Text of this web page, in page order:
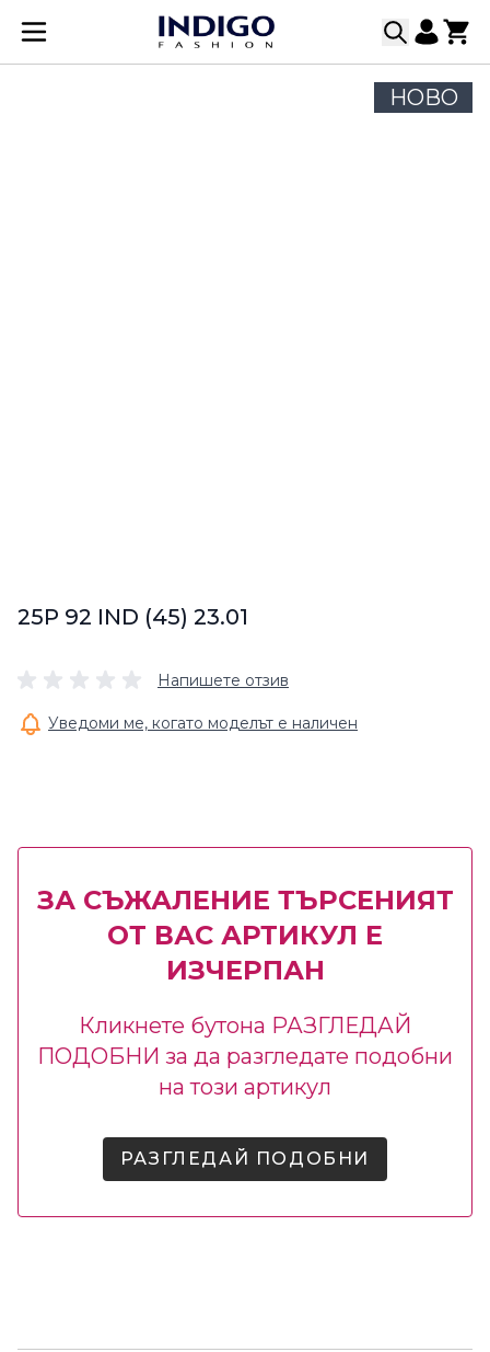
Прескачане към съдържанието
НОВО
25P 92 IND (45) 23.01
Напишете отзив
Уведоми ме, когато моделът е наличен
ЗА СЪЖАЛЕНИЕ ТЪРСЕНИЯТ
ОТ ВАС АРТИКУЛ Е
ИЗЧЕРПАН
Кликнете бутона РАЗГЛЕДАЙ
ПОДОБНИ за да разгледате подобни
на този артикул
РАЗГЛЕДАЙ ПОДОБНИ